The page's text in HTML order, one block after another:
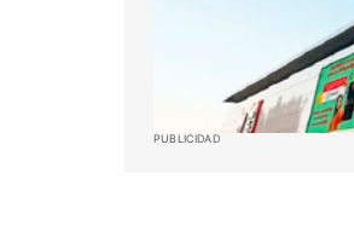
PUBLICIDAD